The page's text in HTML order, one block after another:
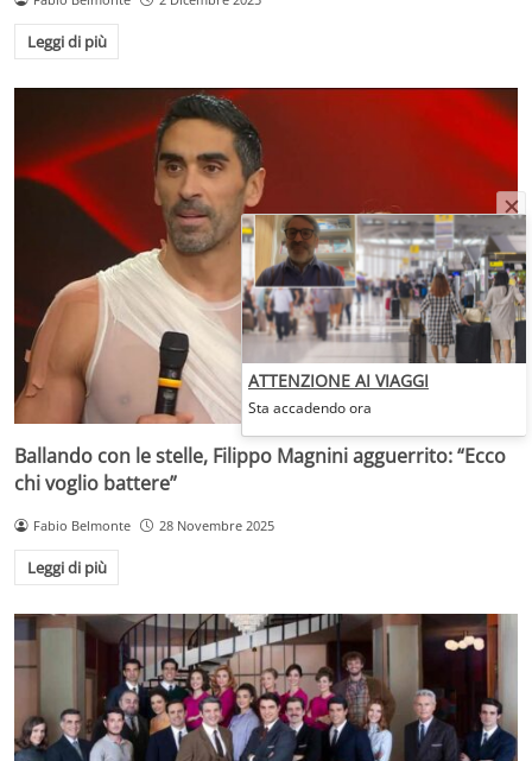
Leggi di più
Ballando con le stelle, Filippo Magnini agguerrito: “Ecco
chi voglio battere”
Fabio Belmonte 28 Novembre 2025
Leggi di più
ATTENZIONE AI VIAGGI
Sta accadendo ora